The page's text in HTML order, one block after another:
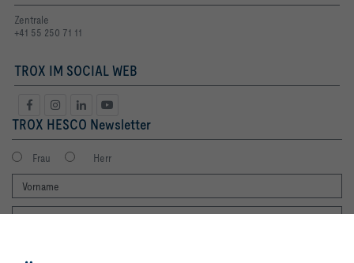
Zentrale
+41 55 250 71 11
TROX IM SOCIAL WEB
TROX HESCO Newsletter
Frau Herr